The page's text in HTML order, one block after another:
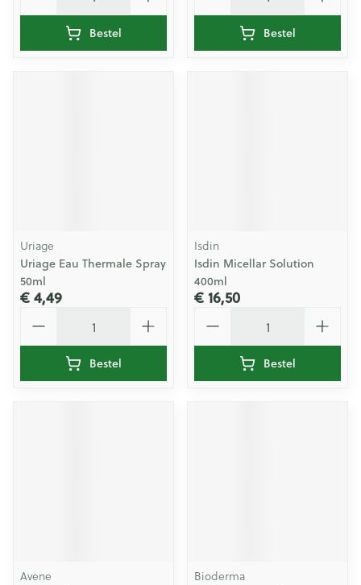
Bestel Bestel
Uriage
Uriage Eau Thermale Spray
50ml
€ 4,49
Bestel
Isdin
Isdin Micellar Solution
400ml
€ 16,50
Bestel
Avene Bioderma